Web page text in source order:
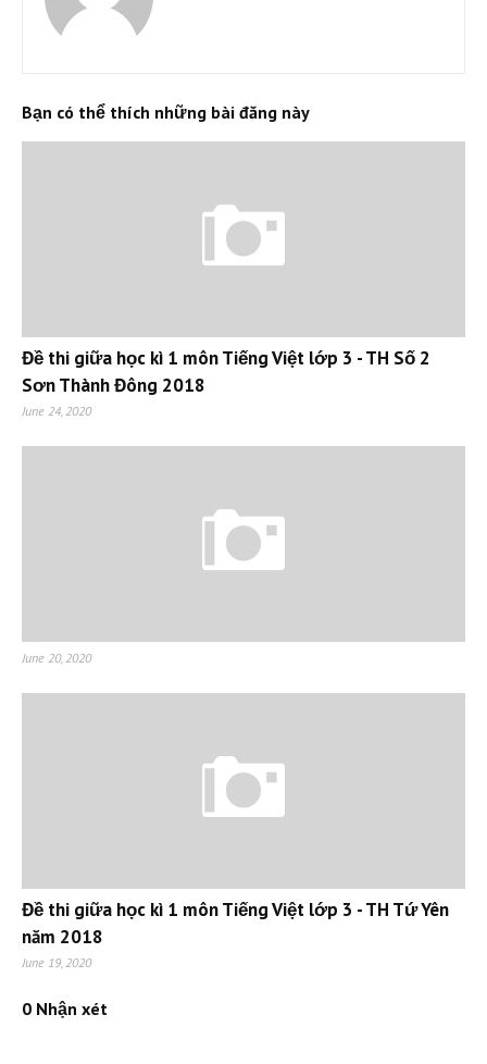
Bạn có thể thích những bài đăng này
Đề thi giữa học kì 1 môn Tiếng Việt lớp 3 - TH Số 2
Sơn Thành Đông 2018
June 24, 2020
June 20, 2020
Đề thi giữa học kì 1 môn Tiếng Việt lớp 3 - TH Tứ Yên
năm 2018
June 19, 2020
0 Nhận xét